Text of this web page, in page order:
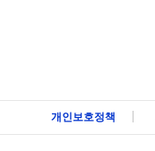
개인보호정책